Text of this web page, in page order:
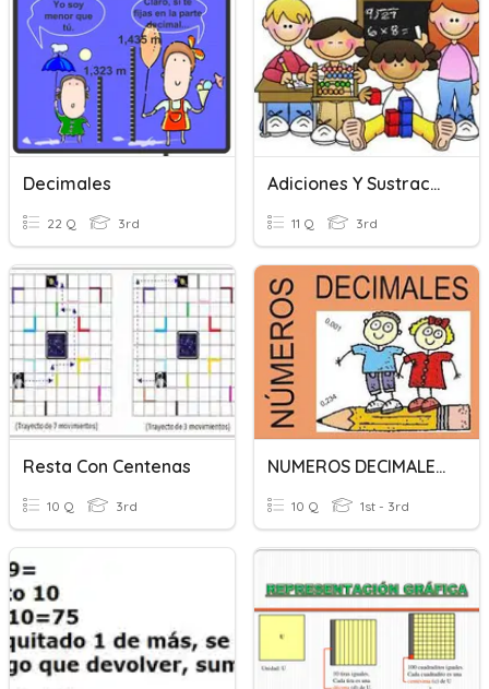
Decimales
22 Q 3rd
Adiciones Y Sustracciones Con Decimales
11 Q 3rd
Resta Con Centenas
10 Q 3rd
NUMEROS DECIMALES (SUMA Y RESTA)
10 Q 1st - 3rd